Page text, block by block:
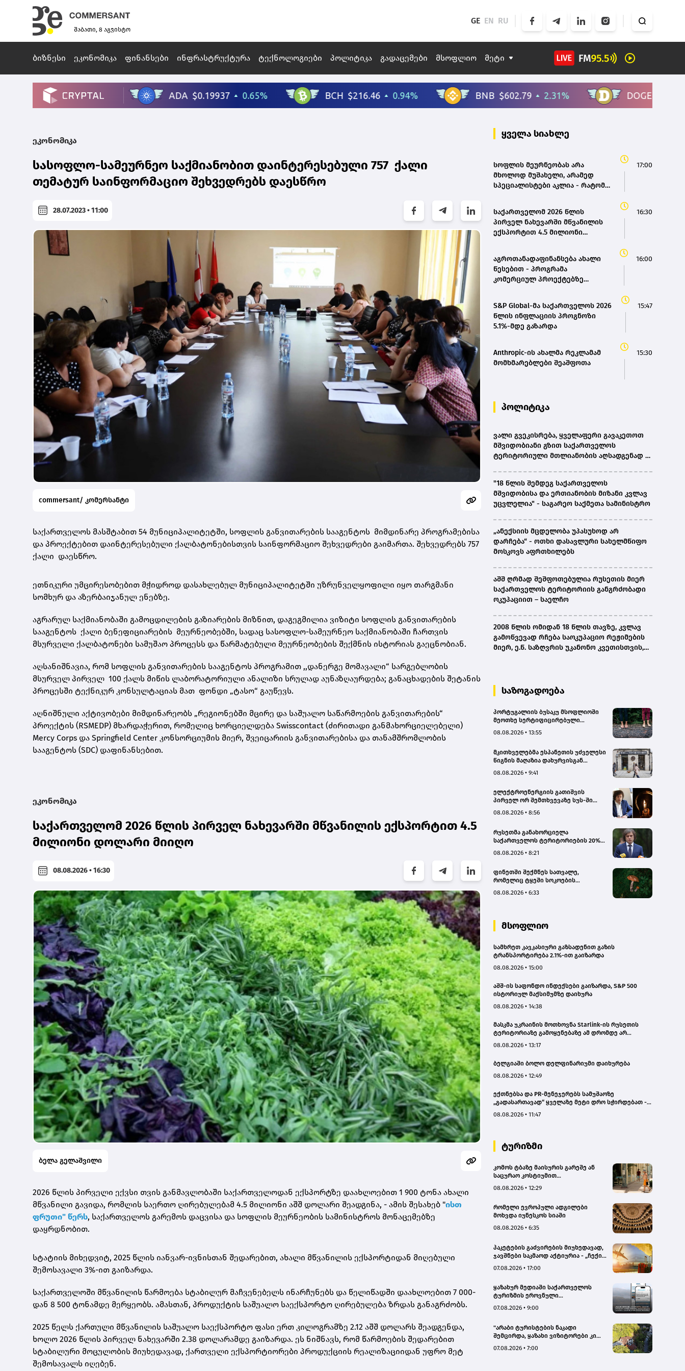
შაბათი, 8 აგვისტო
GE EN RU
ბიზნესი ეკონომიკა ფინანსები ინფრასტრუქტურა ტექნოლოგიები პოლიტიკა გადაცემები მსოფლიო მეტი
ეკონომიკა
სასოფლო-სამეურნეო საქმიანობით დაინტერესებული 757 ქალი
თემატურ საინფორმაციო შეხვედრებს დაესწრო
28.07.2023 • 11:00
commersant/ კომერსანტი
საქართველოს მასშტაბით 54 მუნიციპალიტეტში, სოფლის განვითარების სააგენტოს მიმდინარე პროგრამებისა
და პროექტებით დაინტერესებული ქალბატონებისთვის საინფორმაციო შეხვედრები გაიმართა. შეხვედრებს 757
ქალი დაესწრო.
ეთნიკური უმცირესობებით მჭიდროდ დასახლებულ მუნიციპალიტეტში უზრუნველყოფილი იყო თარგმანი
სომხურ და აზერბაიჯანულ ენებზე.
აგრარულ საქმიანობაში გამოცდილების გაზიარების მიზნით, დაგეგმილია ვიზიტი სოფლის განვითარების
სააგენტოს ქალი ბენეფიციარების მეურნეობებში, სადაც სასოფლო-სამეურნეო საქმიანობაში ჩართვის
მსურველი ქალბატონები სამუშაო პროცესს და წარმატებული მეურნეობების შექმნის ისტორიას გაეცნობიან.
აღსანიშნავია, რომ სოფლის განვითარების სააგენტოს პროგრამით ,,დანერგე მომავალი“ სარგებლობის
მსურველ პირველ 100 ქალს მიწის ლაბორატორიული ანალიზი სრულად აუნაზღაურდება; განაცხადების შეტანის
პროცესში ტექნიკურ კონსულტაციას მათ ფონდი „ტასო“ გაუწევს.
აღნიშნული აქტივობები მიმდინარეობს „რეგიონებში მცირე და საშუალო საწარმოების განვითარების“
პროექტის (RSMEDP) მხარდაჭერით, რომელიც ხორციელდება Swisscontact (ძირითადი განმახორციელებელი)
Mercy Corps და Springfield Center კონსორციუმის მიერ, შვეიცარიის განვითარებისა და თანამშრომლობის
სააგენტოს (SDC) დაფინანსებით.
ეკონომიკა
საქართველომ 2026 წლის პირველ ნახევარში მწვანილის ექსპორტით 4.5
მილიონი დოლარი მიიღო
08.08.2026 • 16:30
ბელა გელაშვილი
2026 წლის პირველი ექვსი თვის განმავლობაში საქართველოდან ექსპორტზე დაახლოებით 1 900 ტონა ახალი
მწვანილი გავიდა, რომლის საერთო ღირებულებამ 4.5 მილიონი აშშ დოლარი შეადგინა, - ამის შესახებ "ისთ
ფრუთი" წერს, საქართველოს გარემოს დაცვისა და სოფლის მეურნეობის სამინისტროს მონაცემებზე
დაყრდნობით.
სტატიის მიხედვიტ, 2025 წლის იანვარ-ივნისთან შედარებით, ახალი მწვანილის ექსპორტიდან მიღებული
შემოსავალი 3%-ით გაიზარდა.
საქართველოში მწვანილის წარმოება სტაბილურ მაჩვენებელს ინარჩუნებს და წელიწადში დაახლოებით 7 000-
დან 8 500 ტონამდე მერყეობს. ამასთან, პროდუქტის საშუალო საექსპორტო ღირებულება ზრდას განაგრძობს.
2025 წელს ქართული მწვანილის საშუალო საექსპორტო ფასი ერთ კილოგრამზე 2.12 აშშ დოლარს შეადგენდა,
ხოლო 2026 წლის პირველ ნახევარში 2.38 დოლარამდე გაიზარდა. ეს ნიშნავს, რომ წარმოების შედარებით
სტაბილური მოცულობის მიუხედავად, ქართველი ექსპორტიორები პროდუქციის რეალიზაციიდან უფრო მეტ
შემოსავალს იღებენ.
ყველა სიახლე
სოფლის მეურნეობას არა
მხოლოდ მუშახელი, არამედ
სპეციალისტები აკლია - რატომ
17:00
საქართველომ 2026 წლის
პირველ ნახევარში მწვანილის
ექსპორტით 4.5 მილიონი
16:30
აგროთანადაფინანსება ახალი
წესებით - პროგრამა
კომერციულ პროექტებზე
16:00
S&P Global-მა საქართველოს 2026
წლის ინფლაციის პროგნოზი
5.1%-მდე გაზარდა
15:47
Anthropic-ის ახალმა რეკლამამ
მომხმარებლები შეაშფოთა
15:30
პოლიტიკა
ვალი გვეკისრება, ყველაფერი გავაკეთოთ
მშვიდობიანი გზით საქართველოს
ტერიტორიული მთლიანობის აღსადგენად -
"18 წლის შემდეგ საქართველოს
მშვიდობისა და ერთიანობის მიზანი კვლავ
უცვლელია" - საგარეო საქმეთა სამინისტრო
„ანექსიის მცდელობა უპასუხოდ არ
დარჩება“ - ოთხი დასავლური სახელმწიფო
მოსკოვს აფრთხილებს
აშშ ღრმად შეშფოთებულია რუსეთის მიერ
საქართველოს ტერიტორიის განგრძობადი
ოკუპაციით – საელჩო
2008 წლის ომიდან 18 წლის თავზე, კვლავ
გამოწვევად რჩება საოკუპაციო რეჟიმების
მიერ, ე.წ. საზღვრის უკანონო კვეთისთვის,
სახალხო დამცველი
საზოგადოება
პორტუგალიის ბუსაკუ მსოფლიოში
მეოთხე სერტიფიცირებული
08.08.2026 • 13:55
მკითხველებმა ესპანეთის უძველესი
წიგნის მაღაზია დახურვისგან
08.08.2026 • 9:41
ელექტროენერგიის გათიშვის
პირველ ორ შემთხვევაზე სუს-ში
გათიშვას ჰქონდა კონკრეტული
სამუშაოები ენგურჰესზე - კობახიძე
08.08.2026 • 8:56
რუსეთმა განახორციელა
საქართველოს ტერიტორიების 20%-
რეჟიმის და „ნაცმოძრაობის“
გადაფარავს ამ დანაშაულს, ეს იყო
დანაშაული ჩვენი სახელმწიფოს
წინაშე - კობახიძე
08.08.2026 • 8:21
ფინეთში შექმნეს სათვალე,
რომელიც ტყეში სოკოების
08.08.2026 • 6:33
მსოფლიო
სამხრეთ კავკასიური გაზსადენით გაზის
ტრანსპორტირება 2.1%-ით გაიზარდა
08.08.2026 • 15:00
აშშ-ის საფონდო ინდექსები გაიზარდა, S&P 500
ისტორიულ მაქსიმუმზე დაიხურა
08.08.2026 • 14:38
მასკმა უკრაინის მოთხოვნა Starlink-ის რუსეთის
ტერიტორიაზე გამოყენებაზე ამ დრომდე არ
08.08.2026 • 13:17
ბელგიაში ბოლო დელფინარიუმი დაიხურება
08.08.2026 • 12:49
ექთნებსა და PR-მენეჯერებს სამუშაოზე
„გადასართავად“ ყველაზე მეტი დრო სჭირდებათ -
08.08.2026 • 11:47
ტურიზმი
კომოს ტბაზე მაისურის გარეშე ან
საცურაო კოსტიუმით
ევრომდე დააჯარიმებენ
08.08.2026 • 12:29
რომელი ევროპული ადგილები
მოხვდა იუნესკოს სიაში
08.08.2026 • 6:35
პაკეტების გაძვირების მიუხედავად,
ჯავშნები საკმაოდ აქტიურია - „ჩექინ
07.08.2026 • 17:00
ყაზახურ მედიაში საქართველოს
ტურიზმის ეროვნული
კამპანიის ფარგლებში სტატიები
07.08.2026 • 9:00
"არაბი ტურისტების ნაკადი
შემცირდა, ყაზახი ვიზიტორები კი
Hotel
07.08.2026 • 7:00